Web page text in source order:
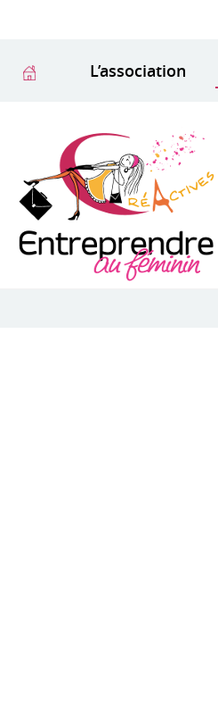
L’association